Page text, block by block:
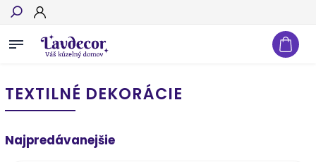
Hľadať
TEXTILNÉ DEKORÁCIE
Najpredávanejšie